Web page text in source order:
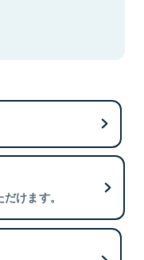
けます。